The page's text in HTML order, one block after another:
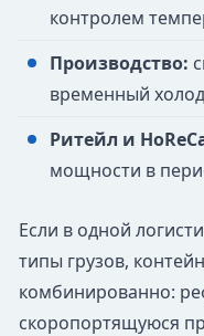
контролем
Производство:
временный
Ритейл и
мощности в
Если в одной
типы грузов,
комбинированно:
скоропортящуюся